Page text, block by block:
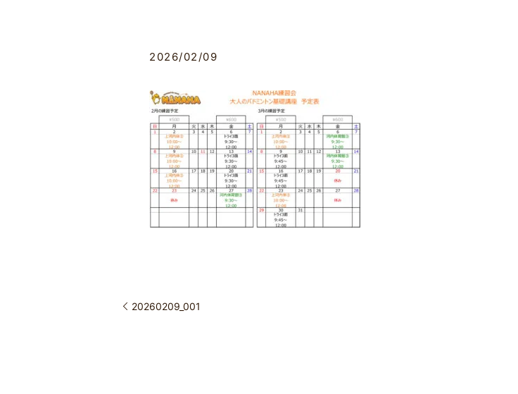
2026/02/09
20260209_001